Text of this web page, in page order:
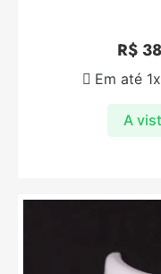
R$
A
Em até